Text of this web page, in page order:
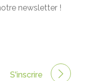
newsletter !
S'inscrire